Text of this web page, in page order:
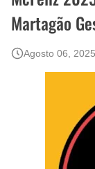
Que
El
Martagão
Agosto 06, 2025